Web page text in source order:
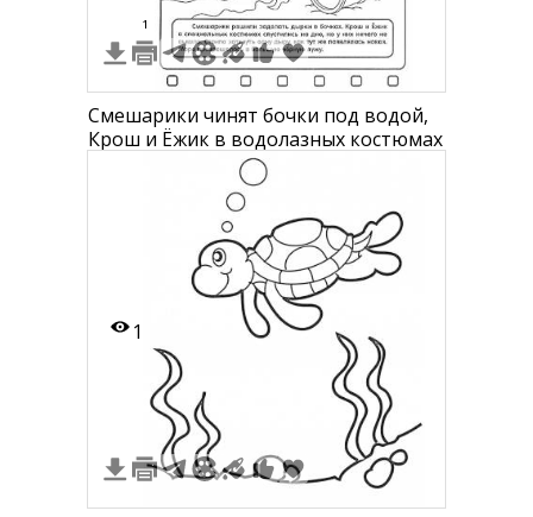
1
Смешарики чинят бочки под водой,
Крош и Ёжик в водолазных костюмах
1